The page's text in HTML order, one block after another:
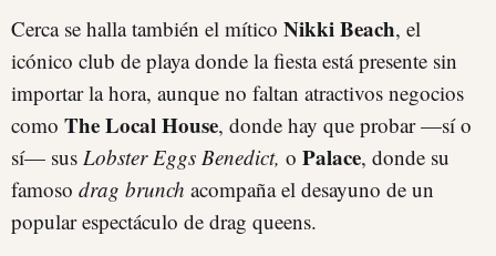
Cerca se halla también el mítico Nikki Beach, el
icónico club de playa donde la fiesta está presente sin
importar la hora, aunque no faltan atractivos negocios
como The Local House, donde hay que probar —sí o
sí— sus Lobster Eggs Benedict, o Palace, donde su
famoso drag brunch acompaña el desayuno de un
popular espectáculo de drag queens.